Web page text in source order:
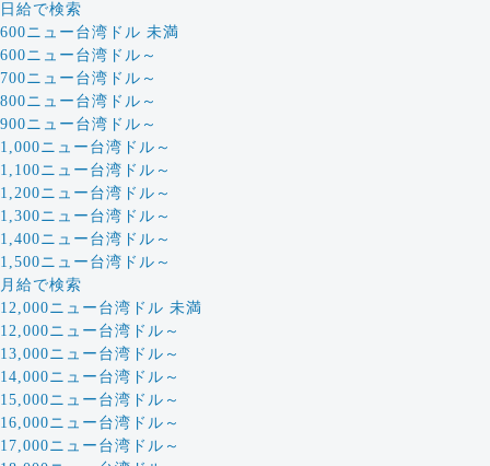
日給で検索
600ニュー台湾ドル 未満
600ニュー台湾ドル～
700ニュー台湾ドル～
800ニュー台湾ドル～
900ニュー台湾ドル～
1,000ニュー台湾ドル～
1,100ニュー台湾ドル～
1,200ニュー台湾ドル～
1,300ニュー台湾ドル～
1,400ニュー台湾ドル～
1,500ニュー台湾ドル～
月給で検索
12,000ニュー台湾ドル 未満
12,000ニュー台湾ドル～
13,000ニュー台湾ドル～
14,000ニュー台湾ドル～
15,000ニュー台湾ドル～
16,000ニュー台湾ドル～
17,000ニュー台湾ドル～